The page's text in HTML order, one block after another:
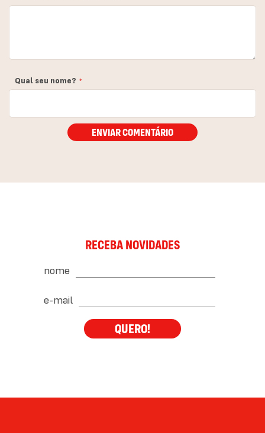
Qual seu nome?
ENVIAR COMENTÁRIO
RECEBA NOVIDADES
nome
e-mail
QUERO!